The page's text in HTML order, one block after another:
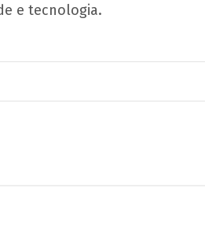
e tecnologia.